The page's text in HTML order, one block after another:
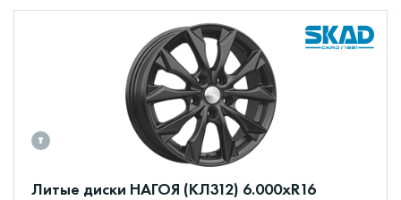
Литые диски НАГОЯ (КЛ312) 6.000xR16